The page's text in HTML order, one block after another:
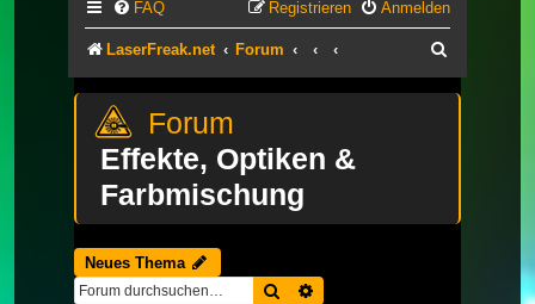
FAQ Anmelden
Registrieren
LaserFreak.net Forum
Effekte, Optiken &
Farbmischung
Neues Thema
Suche